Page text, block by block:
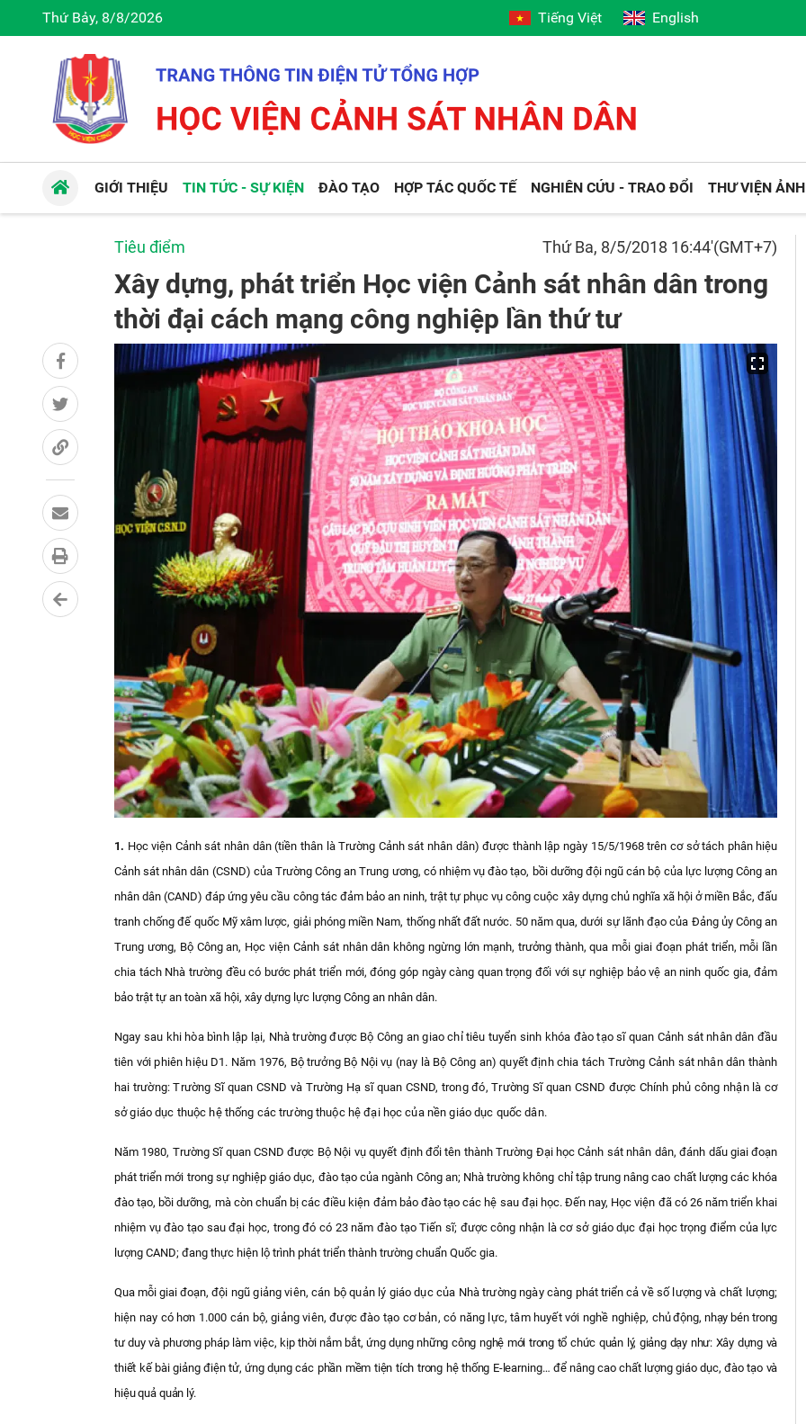
Thứ Bảy, 8/8/2026 Tiếng Việt English
GIỚI THIỆU TIN TỨC - SỰ KIỆN ĐÀO TẠO HỢP TÁC QUỐC TẾ NGHIÊN CỨU - TRAO ĐỔI THƯ VIỆN ẢNH
Tiêu điểm Thứ Ba, 8/5/2018 16:44'(GMT+7)
Xây dựng, phát triển Học viện Cảnh sát nhân dân trong
thời đại cách mạng công nghiệp lần thứ tư
1. Học viện Cảnh sát nhân dân (tiền thân là Trường Cảnh sát nhân dân) được thành lập ngày 15/5/1968 trên cơ sở tách phân hiệu
Cảnh sát nhân dân (CSND) của Trường Công an Trung ương, có nhiệm vụ đào tạo, bồi dưỡng đội ngũ cán bộ của lực lượng Công an
nhân dân (CAND) đáp ứng yêu cầu công tác đảm bảo an ninh, trật tự phục vụ công cuộc xây dựng chủ nghĩa xã hội ở miền Bắc, đấu
tranh chống đế quốc Mỹ xâm lược, giải phóng miền Nam, thống nhất đất nước. 50 năm qua, dưới sự lãnh đạo của Đảng ủy Công an
Trung ương, Bộ Công an, Học viện Cảnh sát nhân dân không ngừng lớn mạnh, trưởng thành, qua mỗi giai đoạn phát triển, mỗi lần
chia tách Nhà trường đều có bước phát triển mới, đóng góp ngày càng quan trọng đối với sự nghiệp bảo vệ an ninh quốc gia, đảm
bảo trật tự an toàn xã hội, xây dựng lực lượng Công an nhân dân.
Ngay sau khi hòa bình lập lại, Nhà trường được Bộ Công an giao chỉ tiêu tuyển sinh khóa đào tạo sĩ quan Cảnh sát nhân dân đầu
tiên với phiên hiệu D1. Năm 1976, Bộ trưởng Bộ Nội vụ (nay là Bộ Công an) quyết định chia tách Trường Cảnh sát nhân dân thành
hai trường: Trường Sĩ quan CSND và Trường Hạ sĩ quan CSND, trong đó, Trường Sĩ quan CSND được Chính phủ công nhận là cơ
sở giáo dục thuộc hệ thống các trường thuộc hệ đại học của nền giáo dục quốc dân.
Năm 1980, Trường Sĩ quan CSND được Bộ Nội vụ quyết định đổi tên thành Trường Đại học Cảnh sát nhân dân, đánh dấu giai đoạn
phát triển mới trong sự nghiệp giáo dục, đào tạo của ngành Công an; Nhà trường không chỉ tập trung nâng cao chất lượng các khóa
đào tạo, bồi dưỡng, mà còn chuẩn bị các điều kiện đảm bảo đào tạo các hệ sau đại học. Đến nay, Học viện đã có 26 năm triển khai
nhiệm vụ đào tạo sau đại học, trong đó có 23 năm đào tạo Tiến sĩ; được công nhận là cơ sở giáo dục đại học trọng điểm của lực
lượng CAND; đang thực hiện lộ trình phát triển thành trường chuẩn Quốc gia.
Qua mỗi giai đoạn, đội ngũ giảng viên, cán bộ quản lý giáo dục của Nhà trường ngày càng phát triểncả về số lượng và chất lượng;
hiện nay có hơn 1.000 cán bộ, giảng viên, được đào tạo cơ bản, có năng lực, tâm huyết với nghề nghiệp, chủ động, nhạy bén trong
tư duy và phương pháp làm việc, kịp thời nắm bắt, ứng dụng những công nghệ mới trong tổ chức quản lý, giảng dạy như: Xây dựng và
thiết kế bài giảng điện tử, ứng dụng các phần mềm tiện tích trong hệ thống E-learning… để nâng cao chất lượng giáo dục, đào tạo và
hiệu quả quản lý.